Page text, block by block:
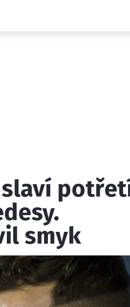
je INCORP MEDIA GROUP
smyk